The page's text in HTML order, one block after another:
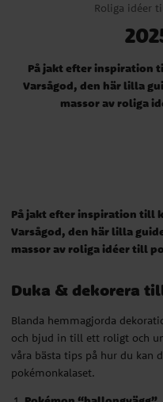
Roliga idéer
På jakt efter inspiration
Varsågod, den här lilla
massor av roliga
Duka &
våra bästa tips på hur
Pokémon “ballongvägg”
ballonger- t.ex format som
Använd gosedjur,
dekoration till
Välj passande färger till
Vi rekommenderar gult,
På jakt efter inspiration till
Varsågod, den här lilla
massor av roliga idéer till
Duka & dekorera
Blanda hemmagjorda
och bjud in till ett roligt och
våra bästa tips på hur du kan
pokémonkalaset.